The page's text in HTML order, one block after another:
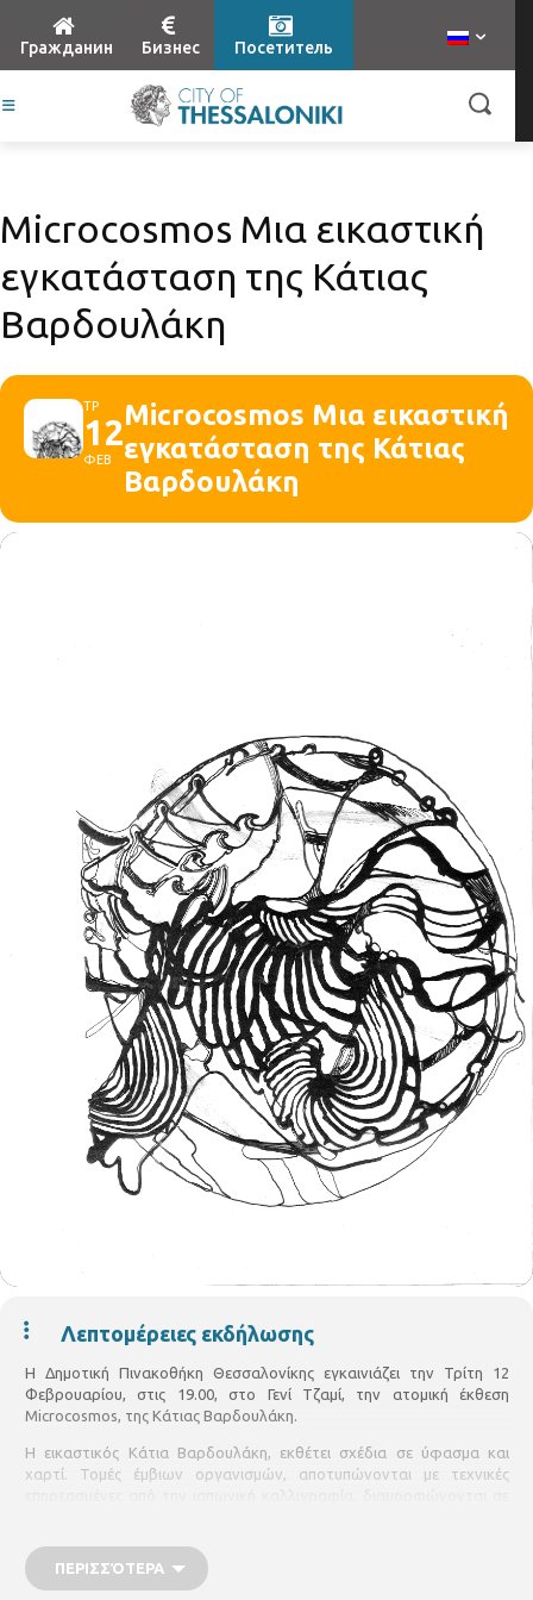
Гражданин Бизнес Посетитель
Microcosmos Μια εικαστική
εγκατάσταση της Κάτιας
Βαρδουλάκη
ΤΡ
12
ΦΕΒ
Microcosmos Μια εικαστική
εγκατάσταση της Κάτιας
Βαρδουλάκη
Λεπτομέρειες εκδήλωσης
Η Δημοτική Πινακοθήκη Θεσσαλονίκης εγκαινιάζει την Τρίτη 12
Φεβρουαρίου, στις 19.00, στο Γενί Τζαμί, την ατομική έκθεση
Microcosmos, της Κάτιας Βαρδουλάκη.
Η εικαστικός Κάτια Βαρδουλάκη, εκθέτει σχέδια σε ύφασμα και
χαρτί. Τομές έμβιων οργανισμών, αποτυπώνονται με τεχνικές
σκηνογραφικά στο χώρο, υφασμάτινες ροές σε μακροκοσμική
προβολή. Η Βαρδουλάκη με την ευαισθησία και το δυναμισμό της
ΠΕΡΙΣΣΌΤΕΡΑ